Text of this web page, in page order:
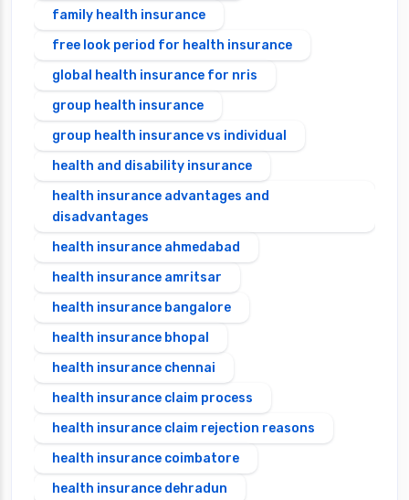
family health insurance
free look period for health insurance
global health insurance for nris
group health insurance
group health insurance vs individual
health and disability insurance
health insurance advantages and
disadvantages
health insurance ahmedabad
health insurance amritsar
health insurance bangalore
health insurance bhopal
health insurance chennai
health insurance claim process
health insurance claim rejection reasons
health insurance coimbatore
health insurance dehradun